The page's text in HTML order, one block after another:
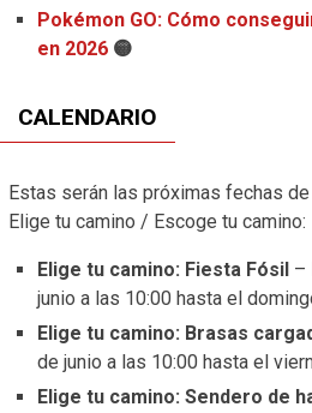
Pokémon GO: Cómo
en 2026 🟡
CALENDARIO
Estas serán las próximas fechas
Elige tu camino / Escoge tu camino:
Elige tu camino: Fiesta Fósil –
junio a las 10:00 hasta el
Elige tu camino: Brasas
de junio a las 10:00 hasta el
Elige tu camino: Sendero de